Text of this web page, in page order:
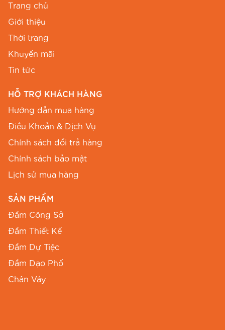
Trang chủ
Giới thiệu
Thời trang
Khuyến mãi
Tin tức
HỖ TRỢ KHÁCH HÀNG
Hướng dẫn mua hàng
Điều Khoản & Dịch Vụ
Chính sách đổi trả hàng
Chính sách bảo mật
Lịch sử mua hàng
SẢN PHẨM
Đầm Công Sở
Đầm Thiết Kế
Đầm Dự Tiệc
Đầm Dạo Phố
Chân Váy